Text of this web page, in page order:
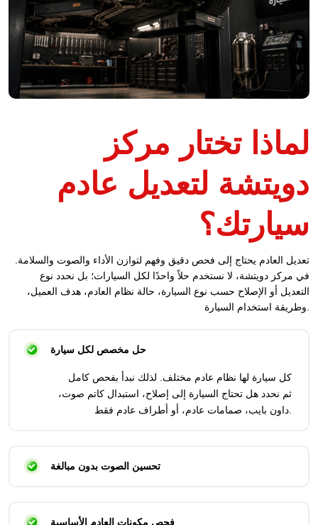
لماذا تختار مركز
دويتشة لتعديل عادم
سيارتك؟
تعديل العادم يحتاج إلى فحص دقيق وفهم لتوازن الأداء والصوت والسلامة.
في مركز دويتشة، لا نستخدم حلاً واحدًا لكل السيارات؛ بل نحدد نوع
التعديل أو الإصلاح حسب نوع السيارة، حالة نظام العادم، هدف العميل،
حل مخصص لكل سيارة
كل سيارة لها نظام عادم مختلف. لذلك نبدأ بفحص كامل
ثم نحدد هل تحتاج السيارة إلى إصلاح، استبدال كاتم صوت،
تحسين الصوت بدون مبالغة
فحص مكونات العادم الأساسية